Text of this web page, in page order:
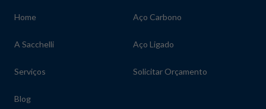
Home
A Sacchelli
Serviços
Blog
Aço Carbono
Aço Ligado
Solicitar Orçamento